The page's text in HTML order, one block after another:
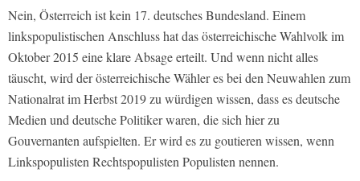
Nein, Österreich ist kein 17. deutsches Bundesland. Einem
linkspopulistischen Anschluss hat das österreichische Wahlvolk im
Oktober 2015 eine klare Absage erteilt. Und wenn nicht alles
täuscht, wird der österreichische Wähler es bei den Neuwahlen zum
Nationalrat im Herbst 2019 zu würdigen wissen, dass es deutsche
Medien und deutsche Politiker waren, die sich hier zu
Gouvernanten aufspielten. Er wird es zu goutieren wissen, wenn
Linkspopulisten Rechtspopulisten Populisten nennen.